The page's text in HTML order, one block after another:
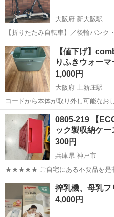
大阪府 新大阪駅
【折りたたみ自転車】／後輪パン
書付き 使用しなくなったため出品いたします。中古で購入し日常的に
使用していたため、全体的にキズや
商品の状態・注意...
大阪 大阪市 新大阪駅
【値下げ】
りふきウォーマ
1,000円
大阪府 上新庄駅
コードから本体が取り外し可能なお
も持ち運びができ、リビングでも寝
ま使えました。 【状態】 約6ヶ月間のみの使用期間だったので比較的
綺麗ですが、使用に伴う多少の...
大阪 大阪市 ベ
0805-219 【
ック製収納ケー
300円
兵庫県 神戸市
★★★★★ ご自宅にある不要品を是非
みしませんか？ 家電、趣味・スポ
衣料服飾品、生活雑貨、家具、本、
ち込めます！ ※詳細はこ...
兵庫 神戸市 収納家具 ス
搾乳機、母乳
4,000円